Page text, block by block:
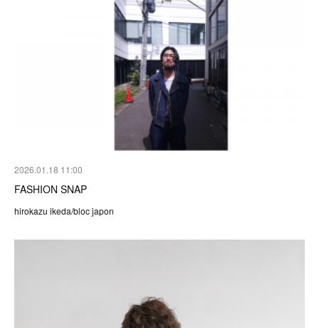
2026.01.18 11:00
FASHION SNAP
hirokazu ikeda/bloc japon